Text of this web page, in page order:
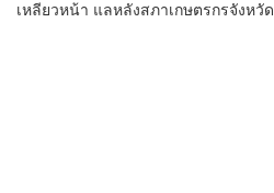
เหลียวหน้า แลหลังสภาเกษตรกรจังหวัด